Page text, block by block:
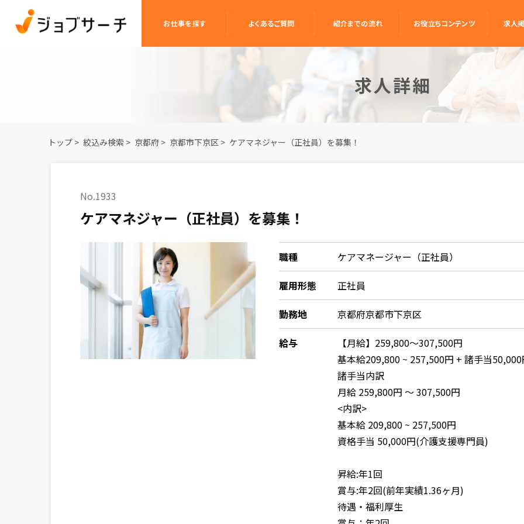
お仕事を探す よくあるご質問 紹介までの流れ お役立ちコンテンツ 求人
求人詳細
トップ > 絞込み検索 > 京都府 > 京都市下京区 > ケアマネジャー（正社員）を募集！
No.1933
ケアマネジャー（正社員）を募集！
職種 ケアマネージャー（正社員）
雇用形態 正社員
勤務地 京都府京都市下京区
給与
【月給】259,800～307,500円
基本給209,800 ~ 257,500円 + 諸手当
諸手当内訳
月給 259,800円 〜 307,500円
<内訳>
基本給 209,800 ~ 257,500円
資格手当 50,000円(介護支援専門員)
昇給:年1回
賞与:年2回(前年実績1.36ヶ月)
待遇・福利厚生